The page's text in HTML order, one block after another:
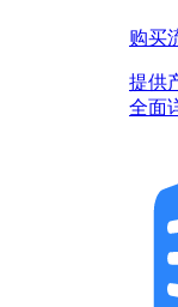
购买
提供
全面